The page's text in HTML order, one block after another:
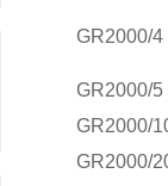
GR2000/4
GR2000/5
GR2000/
GR2000/